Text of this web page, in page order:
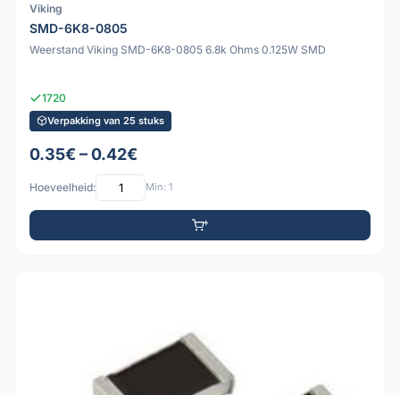
Viking
SMD-6K8-0805
Weerstand Viking SMD-6K8-0805 6.8k Ohms 0.125W SMD
1720
Verpakking van 25 stuks
0.35€ – 0.42€
Hoeveelheid: Min: 1